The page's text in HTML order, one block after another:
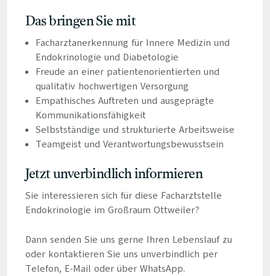
Das bringen Sie mit
Facharztanerkennung für Innere Medizin und
Endokrinologie und Diabetologie
Freude an einer patientenorientierten und
qualitativ hochwertigen Versorgung
Empathisches Auftreten und ausgeprägte
Kommunikationsfähigkeit
Selbstständige und strukturierte Arbeitsweise
Teamgeist und Verantwortungsbewusstsein
Jetzt unverbindlich informieren
Sie interessieren sich für diese Facharztstelle
Endokrinologie im Großraum Ottweiler?
Dann senden Sie uns gerne Ihren Lebenslauf zu
oder kontaktieren Sie uns unverbindlich per
Telefon, E-Mail oder über WhatsApp.